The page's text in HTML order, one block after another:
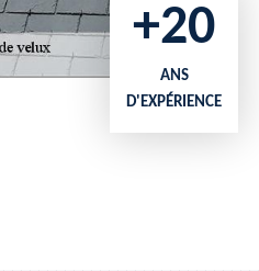
+20
ANS
D'EXPÉRIENCE